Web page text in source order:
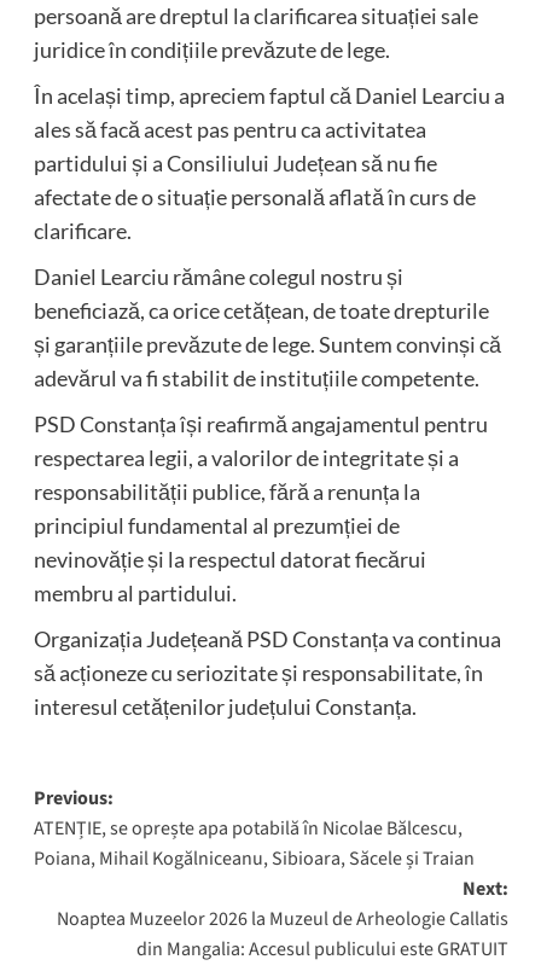
persoană are dreptul la clarificarea situației sale
juridice în condițiile prevăzute de lege.
În același timp, apreciem faptul că Daniel Learciu a
ales să facă acest pas pentru ca activitatea
partidului și a Consiliului Județean să nu fie
afectate de o situație personală aflată în curs de
clarificare.
Daniel Learciu rămâne colegul nostru și
beneficiază, ca orice cetățean, de toate drepturile
și garanțiile prevăzute de lege. Suntem convinși că
adevărul va fi stabilit de instituțiile competente.
PSD Constanța își reafirmă angajamentul pentru
respectarea legii, a valorilor de integritate și a
responsabilității publice, fără a renunța la
principiul fundamental al prezumției de
nevinovăție și la respectul datorat fiecărui
membru al partidului.
Organizația Județeană PSD Constanța va continua
să acționeze cu seriozitate și responsabilitate, în
interesul cetățenilor județului Constanța.
Post
navigation
Previous:
ATENȚIE, se oprește apa potabilă în Nicolae Bălcescu,
Poiana, Mihail Kogălniceanu, Sibioara, Săcele și Traian
Next:
Noaptea Muzeelor 2026 la Muzeul de Arheologie Callatis
din Mangalia: Accesul publicului este GRATUIT